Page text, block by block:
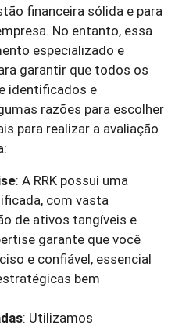
financeira sólida e para
No entanto, essa
especializado e
garantir que todos os
identificados e
razões para escolher
para realizar a avaliação
: A RRK possui uma
com vasta
de ativos tangíveis e
garante que você
e confiável, essencial
bem
: Utilizamos